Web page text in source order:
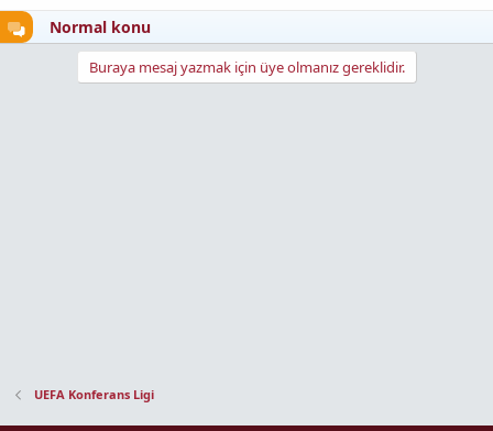
t
t
Normal konu
Buraya mesaj yazmak için üye olmanız gereklidir.
UEFA Konferans Ligi